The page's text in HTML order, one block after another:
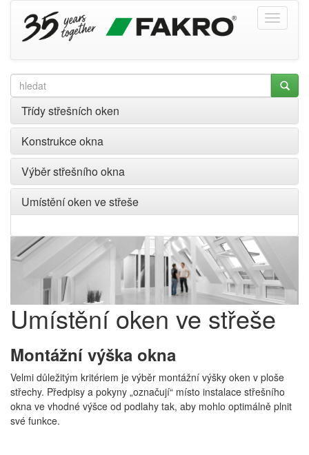
Třídy střešních oken
Konstrukce okna
Výběr střešního okna
Umístění oken ve střeše
Umístění oken ve střeše
Montážní výška okna
Velmi důležitým kritériem je výběr montážní výšky oken v ploše
střechy. Předpisy a pokyny „označují“ místo instalace střešního
okna ve vhodné výšce od podlahy tak, aby mohlo optimálně plnit
své funkce.